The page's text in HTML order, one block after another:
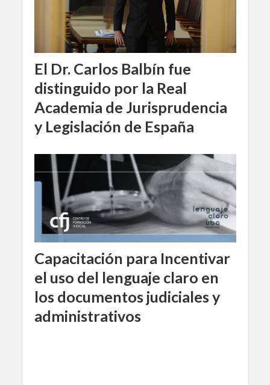
El Dr. Carlos Balbín fue
distinguido por la Real
Academia de Jurisprudencia
y Legislación de España
Capacitación para Incentivar
el uso del lenguaje claro en
los documentos judiciales y
administrativos